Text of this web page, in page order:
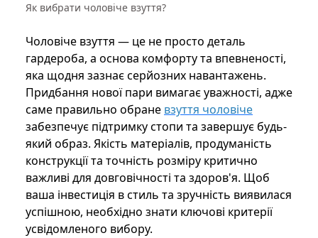
Як вибрати чоловіче взуття?
Чоловіче взуття — це не просто деталь
гардероба, а основа комфорту та впевненості,
яка щодня зазнає серйозних навантажень.
Придбання нової пари вимагає уважності, адже
саме правильно обране взуття чоловіче
забезпечує підтримку стопи та завершує будь-
який образ. Якість матеріалів, продуманість
конструкції та точність розміру критично
важливі для довговічності та здоров'я. Щоб
ваша інвестиція в стиль та зручність виявилася
успішною, необхідно знати ключові критерії
усвідомленого вибору.